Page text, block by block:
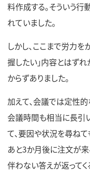
料作成する。そういう
れていました。
しかし、ここまで労力を
握したい」内容とはずれ
からずありました。
加えて、会議では定性
会議時間も相当に長引
て、要因や状況を尋ねて
あと3か月後に注文が来
伴わない答えが返ってく